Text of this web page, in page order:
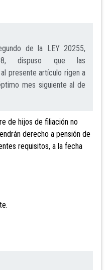
de la LEY 20255,
dispuso que las
presente artículo rigen a
mes siguiente al de
de hijos de filiación no
derecho a pensión de
requisitos, a la fecha